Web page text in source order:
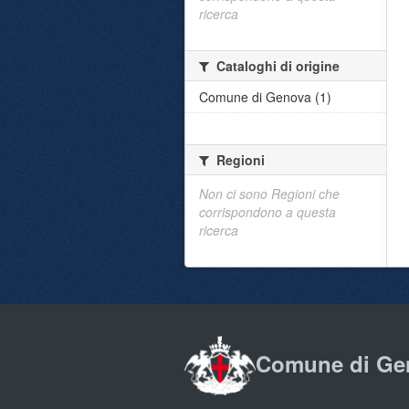
ricerca
Cataloghi di origine
Comune di Genova (1)
Regioni
Non ci sono Regioni che
corrispondono a questa
ricerca
Comune di